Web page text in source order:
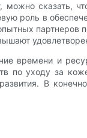
можно сказать,
роль в
партнеров
времени и
по уходу за
развития. В